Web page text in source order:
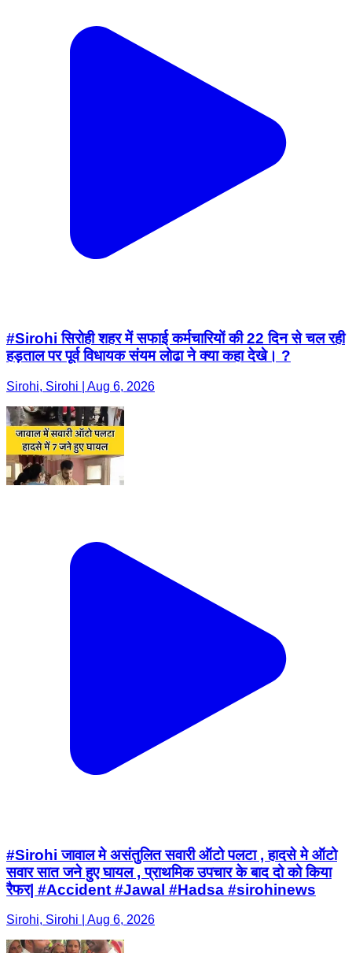
#Sirohi सिरोही शहर में सफाई कर्मचारियों की 22 दिन से चल रही
हड़ताल पर पूर्व विधायक संयम लोढा ने क्या कहा देखे। ?
Sirohi, Sirohi | Aug 6, 2026
#Sirohi जावाल मे असंतुलित सवारी ऑटो पलटा , हादसे मे ऑटो
सवार सात जने हुए घायल , प्राथमिक उपचार के बाद दो को किया
रैफर| #Accident #Jawal #Hadsa #sirohinews
Sirohi, Sirohi | Aug 6, 2026